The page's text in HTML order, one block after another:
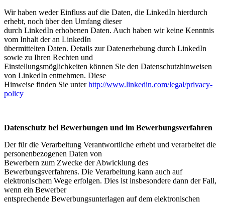
Wir haben weder Einfluss auf die Daten, die LinkedIn hierdurch
erhebt, noch über den Umfang dieser
durch LinkedIn erhobenen Daten. Auch haben wir keine Kenntnis
vom Inhalt der an LinkedIn
übermittelten Daten. Details zur Datenerhebung durch LinkedIn
sowie zu Ihren Rechten und
Einstellungsmöglichkeiten können Sie den Datenschutzhinweisen
von LinkedIn entnehmen. Diese
Hinweise finden Sie unterhttp://www.linkedin.com/legal/privacy-
policy
Datenschutz bei Bewerbungen und im Bewerbungsverfahren
Der für die Verarbeitung Verantwortliche erhebt und verarbeitet die
personenbezogenen Daten von
Bewerbern zum Zwecke der Abwicklung des
Bewerbungsverfahrens. Die Verarbeitung kann auch auf
elektronischem Wege erfolgen. Dies ist insbesondere dann der Fall,
wenn ein Bewerber
entsprechende Bewerbungsunterlagen auf dem elektronischen